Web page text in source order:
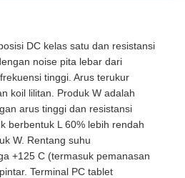
DC kelas satu dan resistansi
noise pita lebar dari
tinggi. Arus terukur
koil lilitan. Produk W adalah
arus tinggi dan resistansi
berbentuk L 60% lebih rendah
W. Rentang suhu
+125 C (termasuk pemanasan
Terminal PC tablet